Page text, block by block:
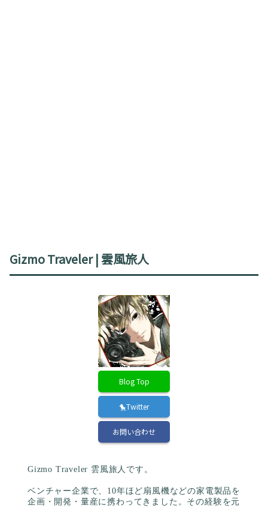
Gizmo Traveler | 雲風旅人
Blog Top
🐤Twitter
お問い合わせ
Gizmo Traveler 雲風旅人です。
ベンチャー企業で、10年ほど扇風機などの家電製品を
企画・開発・量産に携わってきました。その経験を元